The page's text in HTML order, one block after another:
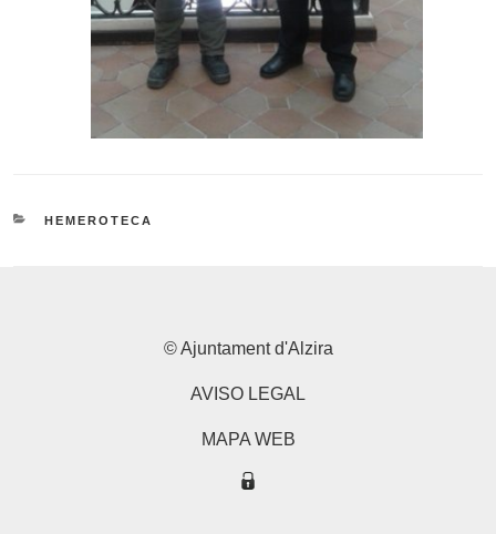
CATEGORIES
HEMEROTECA
© Ajuntament d'Alzira
AVISO LEGAL
MAPA WEB